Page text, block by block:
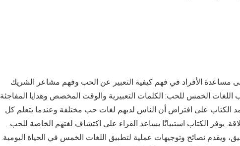
مساعدة الأفراد في فهم كيفية التعبير عن الحب وفهم مشاعر الشريك
اللغات الخمس للحب: الكلمات التعبيرية والوقت المخصص وهدايا المفاجئة
الكتاب على افتراض أن الناس لديهم لغات حب مختلفة وعندما يتعلم كل
يوفر الكتاب استبيانًا يساعد القراء على اكتشاف لغتهم الخاصة للحب.
ويقدم نصائح وتوجيهات عملية لتطبيق اللغات الخمس في الحياة اليومية.